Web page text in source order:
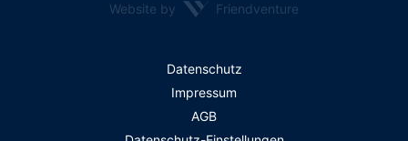
Website by Friendventure
Datenschutz
Impressum
AGB